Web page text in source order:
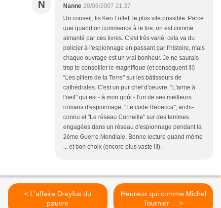
N Nanne 20/08/2007 21:37
Un conseil, lis Ken Follett le plus vite possible. Parce
que quand on commence à le lire, on est comme
aimanté par ces livres. C'est très varié, cela va du
policier à l'espionnage en passant par l'histoire, mais
chaque ouvrage est un vrai bonheur. Je ne saurais
trop te conseiller le magnifique (et conséquent !!!)
"Les piliers de la Terre" sur les bâtisseurs de
cathédrales. C'est un pur chef d'oeuvre. "L'arme à
l'oeil" qui est - à mon goût - l'un de ses meilleurs
romans d'espionnage, "Le code Rebecca", archi-
connu et "Le réseau Corneille" sur des femmes
engagées dans un réseau d'espionnage pendant la
2ème Guerre Mondiale. Bonne lecture quand même
... et bon choix (encore plus vaste !!!).
< L'affaire Dreyfus du
pauvre
Heureux qui comme Michel
Tournier ... >